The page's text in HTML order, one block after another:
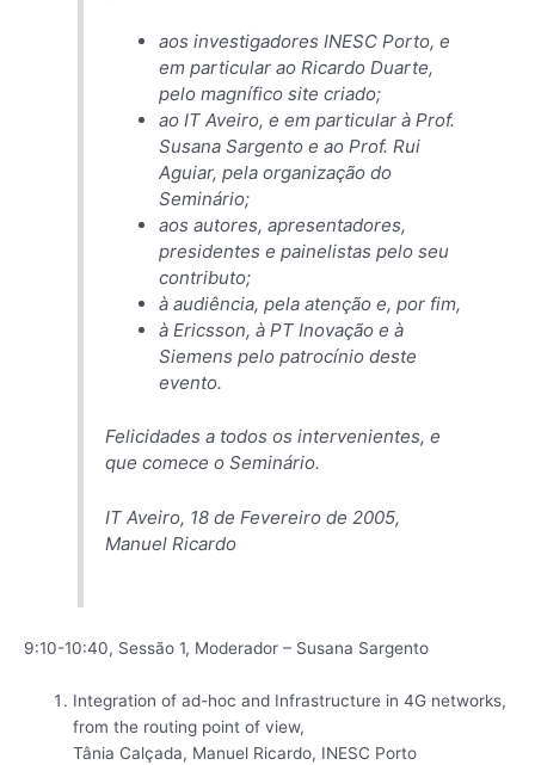
aos investigadores INESC Porto, e
em particular ao Ricardo Duarte,
pelo magnífico site criado;
ao IT Aveiro, e em particular à Prof.
Susana Sargento e ao Prof. Rui
Aguiar, pela organização do
Seminário;
aos autores, apresentadores,
presidentes e painelistas pelo seu
contributo;
à audiência, pela atenção e, por fim,
à Ericsson, à PT Inovação e à
Siemens pelo patrocínio deste
evento.
Felicidades a todos os intervenientes, e
que comece o Seminário.
IT Aveiro, 18 de Fevereiro de 2005,
Manuel Ricardo
9:10-10:40, Sessão 1, Moderador – Susana Sargento
Integration of ad-hoc and Infrastructure in 4G networks,
from the routing point of view,
Tânia Calçada, Manuel Ricardo, INESC Porto